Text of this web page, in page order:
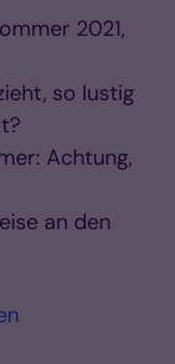
2021,
so lustig
Achtung,
an den